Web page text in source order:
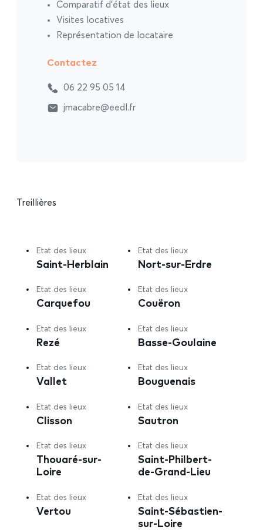
Treillières
Etat des lieux
Saint-Herblain
Etat des lieux
Nort-sur-Erdre
Etat des lieux
Carquefou
Etat des lieux
Couëron
Etat des lieux
Rezé
Etat des lieux
Basse-Goulaine
Etat des lieux
Vallet
Etat des lieux
Bouguenais
Etat des lieux
Clisson
Etat des lieux
Sautron
Etat des lieux
Thouaré-sur-
Loire
Etat des lieux
Saint-Philbert-
de-Grand-Lieu
Etat des lieux
Vertou
Etat des lieux
Saint-Sébastien-
sur-Loire
Comparatif d’état des lieux
Visites locatives
Représentation de locataire
Contactez
06 22 95 05 14
jmacabre@eedl.fr